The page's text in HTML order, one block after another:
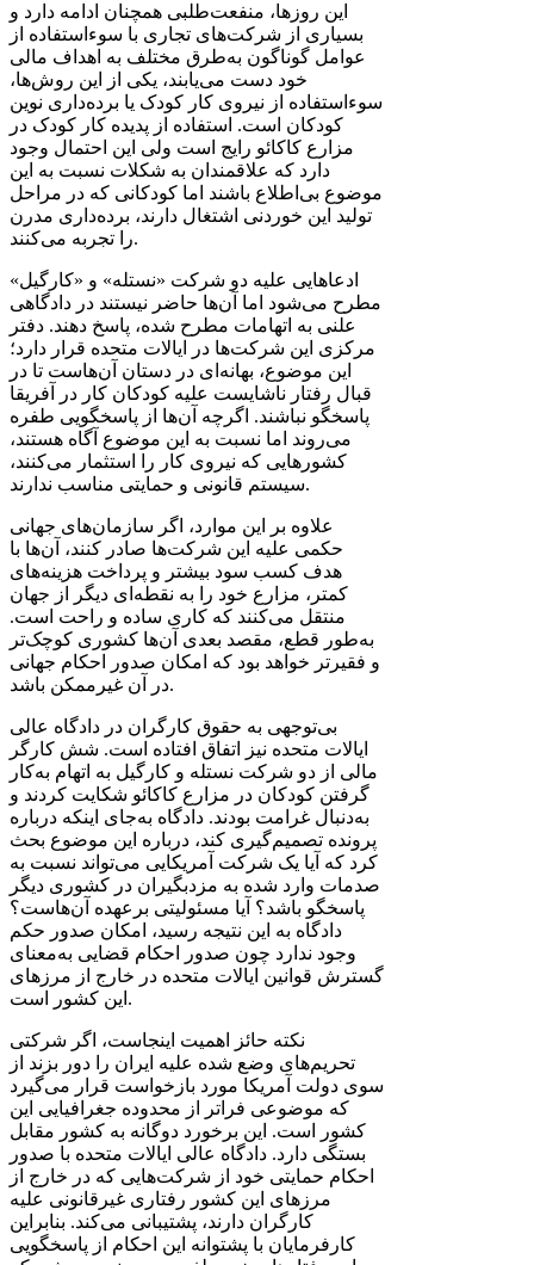
این روزها، منفعت‌طلبی همچنان ادامه دارد و
بسیاری از شرکت‌های تجاری با سوءاستفاده از
عوامل گوناگون به‌طرق مختلف به اهداف مالی
خود دست می‌یابند، یکی از این روش‌ها،
سوءاستفاده از نیروی کار کودک یا برده‌داری نوین
کودکان است. استفاده از پدیده کار کودک در
مزارع کاکائو رایج است ولی این احتمال وجود
دارد که علاقمندان به شکلات نسبت به این
موضوع بی‌اطلاع باشند اما کودکانی که در مراحل
تولید این خوردنی اشتغال دارند، برده‌داری مدرن
را تجربه می‌کنند.
ادعاهایی علیه دو شرکت «نستله» و «کارگیل»
مطرح می‌شود اما آن‌ها حاضر نیستند در دادگاهی
علنی به اتهامات مطرح شده، پاسخ دهند. دفتر
مرکزی این شرکت‌ها در ایالات متحده قرار دارد؛
این موضوع، بهانه‌ای در دستان آن‌هاست تا در
قبال رفتار ناشایست علیه کودکان کار در آفریقا
پاسخگو نباشند. اگرچه آن‌ها از پاسخگویی طفره
می‌روند اما نسبت به این موضوع آگاه هستند،
کشورهایی که نیروی کار را استثمار می‌کنند،
سیستم قانونی و حمایتی مناسب ندارند.
علاوه بر این موارد، اگر سازمان‌های جهانی
حکمی علیه این شرکت‌ها صادر کنند، آن‌ها با
هدف کسب سود بیشتر و پرداخت هزینه‌های
کمتر، مزارع خود را به نقطه‌ای دیگر از جهان
منتقل می‌کنند که کاری ساده و راحت است.
به‌طور قطع، مقصد بعدی آن‌ها کشوری کوچک‌تر
و فقیرتر خواهد بود که امکان صدور احکام جهانی
در آن غیرممکن باشد.
بی‌توجهی به حقوق کارگران در دادگاه عالی
ایالات متحده نیز اتفاق افتاده است. شش کارگر
مالی از دو شرکت نستله و کارگیل به اتهام به‌کار
گرفتن کودکان در مزارع کاکائو شکایت کردند و
به‌دنبال غرامت بودند. دادگاه به‌جای اینکه درباره
پرونده تصمیم‌گیری کند، درباره این موضوع بحث
کرد که آیا یک شرکت آمریکایی می‌تواند نسبت به
صدمات وارد شده به مزدبگیران در کشوری دیگر
پاسخگو باشد؟ آیا مسئولیتی برعهده آن‌هاست؟
دادگاه به این نتیجه رسید، امکان صدور حکم
وجود ندارد چون صدور احکام قضایی به‌معنای
گسترش قوانین ایالات متحده در خارج از مرزهای
این کشور است.
نکته حائز اهمیت اینجاست، اگر شرکتی
تحریم‌های وضع شده علیه ایران را دور بزند از
سوی دولت آمریکا مورد بازخواست قرار می‌گیرد
که موضوعی فراتر از محدوده‌ جغرافیایی این
کشور است. این برخورد دوگانه به کشور مقابل
بستگی دارد. دادگاه عالی ایالات متحده با صدور
احکام حمایتی خود از شرکت‌هایی که در خارج از
مرزهای این کشور رفتاری غیرقانونی علیه
کارگران دارند، پشتیبانی می‌کند. بنابراین
کارفرمایان با پشتوانه این احکام از پاسخگویی